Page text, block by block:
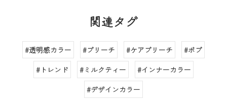
関連タグ
#透明感カラー #ブリーチ #ケアブリーチ
#ボブ
#トレンド
#ミルクティー
#インナーカラー
#デザインカラー